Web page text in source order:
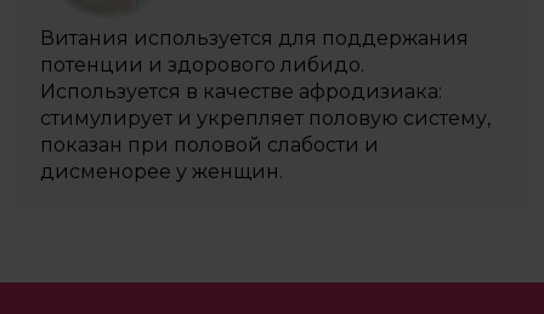
Витания используется для поддержания
потенции и здорового либидо.
Используется в качестве афродизиака:
стимулирует и укрепляет половую систему,
показан при половой слабости и
дисменорее у женщин.